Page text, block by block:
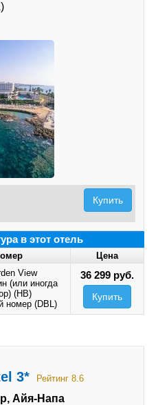
Купить
в этот отель
Цена
View
(или иногда
(HB)
номер (DBL)
36 299 руб.
Купить
3* Рейтинг 8.6
Айя-Напа